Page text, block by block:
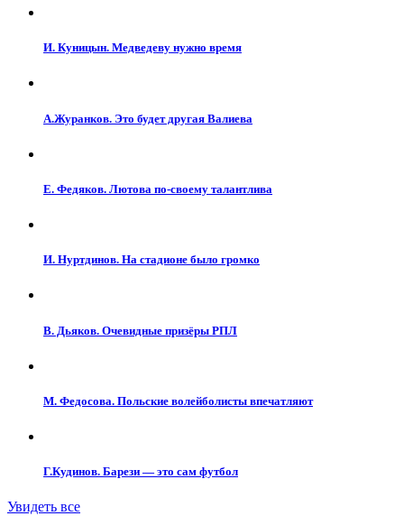
И. Куницын. Медведеву нужно время
А.Журанков. Это будет другая Валиева
Е. Федяков. Лютова по-своему талантлива
И. Нуртдинов. На стадионе было громко
В. Дьяков. Очевидные призёры РПЛ
М. Федосова. Польские волейболисты впечатляют
Г.Кудинов. Барези — это сам футбол
Увидеть все